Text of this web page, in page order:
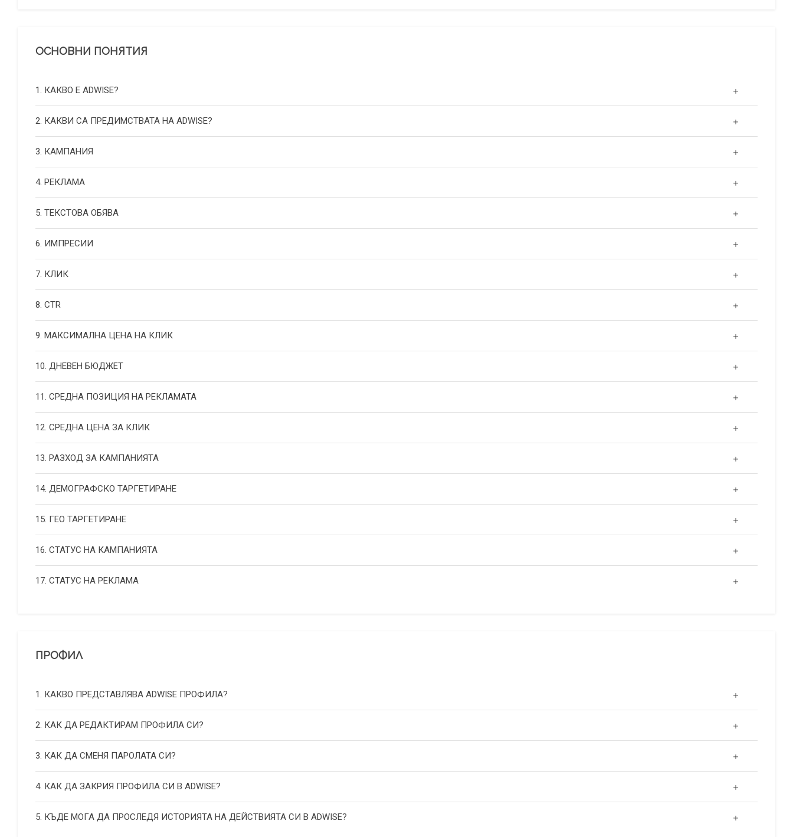
ОСНОВНИ ПОНЯТИЯ
1. КАКВО Е ADWISE?
2. КАКВИ СА ПРЕДИМСТВАТА НА ADWISE?
3. КАМПАНИЯ
4. РЕКЛАМА
5. ТЕКСТОВА ОБЯВА
6. ИМПРЕСИИ
7. КЛИК
8. CTR
9. МАКСИМАЛНА ЦЕНА НА КЛИК
10. ДНЕВЕН БЮДЖЕТ
11. СРЕДНА ПОЗИЦИЯ НА РЕКЛАМАТА
12. СРЕДНА ЦЕНА ЗА КЛИК
13. РАЗХОД ЗА КАМПАНИЯТА
14. ДЕМОГРАФСКО ТАРГЕТИРАНЕ
15. ГЕО ТАРГЕТИРАНЕ
16. СТАТУС НА КАМПАНИЯТА
17. СТАТУС НА РЕКЛАМА
ПРОФИЛ
1. КАКВО ПРЕДСТАВЛЯВА ADWISE ПРОФИЛА?
2. КАК ДА РЕДАКТИРАМ ПРОФИЛА СИ?
3. КАК ДА СМЕНЯ ПАРОЛАТА СИ?
4. КАК ДА ЗАКРИЯ ПРОФИЛА СИ В ADWISE?
5. КЪДЕ МОГА ДА ПРОСЛЕДЯ ИСТОРИЯТА НА ДЕЙСТВИЯТА СИ В ADWISE?